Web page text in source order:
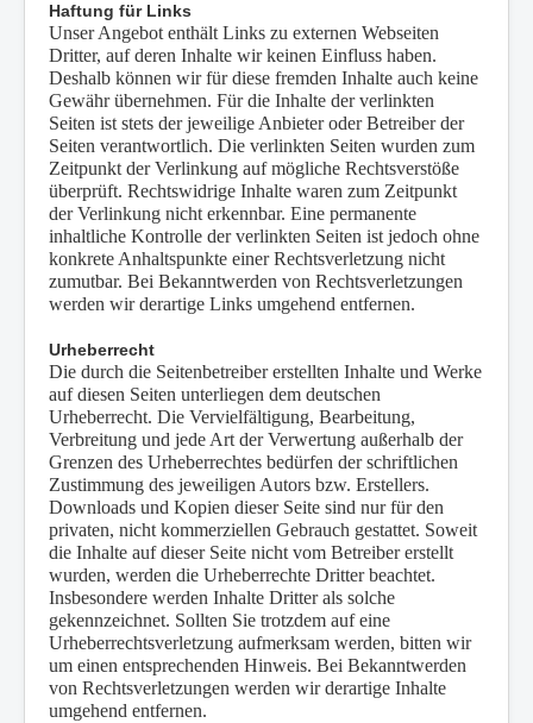
Haftung für Links
Unser Angebot enthält Links zu externen Webseiten
Dritter, auf deren Inhalte wir keinen Einfluss haben.
Deshalb können wir für diese fremden Inhalte auch keine
Gewähr übernehmen. Für die Inhalte der verlinkten
Seiten ist stets der jeweilige Anbieter oder Betreiber der
Seiten verantwortlich. Die verlinkten Seiten wurden zum
Zeitpunkt der Verlinkung auf mögliche Rechtsverstöße
überprüft. Rechtswidrige Inhalte waren zum Zeitpunkt
der Verlinkung nicht erkennbar. Eine permanente
inhaltliche Kontrolle der verlinkten Seiten ist jedoch ohne
konkrete Anhaltspunkte einer Rechtsverletzung nicht
zumutbar. Bei Bekanntwerden von Rechtsverletzungen
werden wir derartige Links umgehend entfernen.
Urheberrecht
Die durch die Seitenbetreiber erstellten Inhalte und Werke
auf diesen Seiten unterliegen dem deutschen
Urheberrecht. Die Vervielfältigung, Bearbeitung,
Verbreitung und jede Art der Verwertung außerhalb der
Grenzen des Urheberrechtes bedürfen der schriftlichen
Zustimmung des jeweiligen Autors bzw. Erstellers.
Downloads und Kopien dieser Seite sind nur für den
privaten, nicht kommerziellen Gebrauch gestattet. Soweit
die Inhalte auf dieser Seite nicht vom Betreiber erstellt
wurden, werden die Urheberrechte Dritter beachtet.
Insbesondere werden Inhalte Dritter als solche
gekennzeichnet. Sollten Sie trotzdem auf eine
Urheberrechtsverletzung aufmerksam werden, bitten wir
um einen entsprechenden Hinweis. Bei Bekanntwerden
von Rechtsverletzungen werden wir derartige Inhalte
umgehend entfernen.